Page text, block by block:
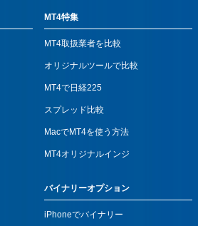
MT4特集
MT4取扱業者を比較
オリジナルツールで比較
MT4で日経225
スプレッド比較
MacでMT4を使う方法
MT4オリジナルインジ
バイナリーオプション
iPhoneでバイナリー